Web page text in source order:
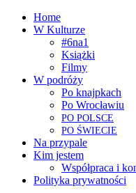
Home
W Kulturze
#6na1
Książki
Filmy
W podróży
Po knajpkach
Po Wrocławiu
PO POLSCE
PO ŚWIECIE
Na przypale
Kim jestem
Współpraca i
Polityka prywatności